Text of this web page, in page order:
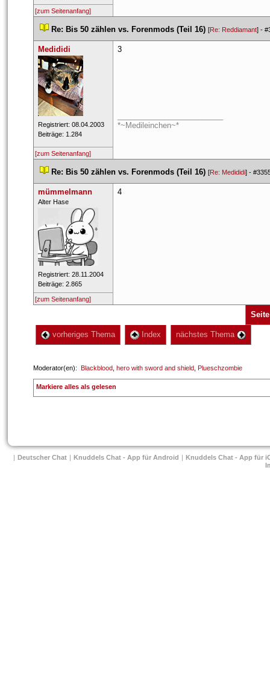
[zum Seitenanfang]
Re: Bis 50 zählen vs. Forenmods (Teil 16) [Re: Reddiamant] -
Medididi
Registriert: 08.04.2003
Beiträge: 1.284
3
*~Medileinchen~*
[zum Seitenanfang]
Re: Bis 50 zählen vs. Forenmods (Teil 16) [Re: Medididi] -
mümmelmann
Alter​ Hase​
Registriert: 28.11.2004
Beiträge: 2.865
4
[zum Seitenanfang]
vorheriges Thema Index nächstes Thema
Moderator(en): Blackblood hero with sword and shield Plueschzombie
Markiere alles als gelesen
| Deutscher Chat | Knuddels Chat - App für Android | Knuddels Chat - App für